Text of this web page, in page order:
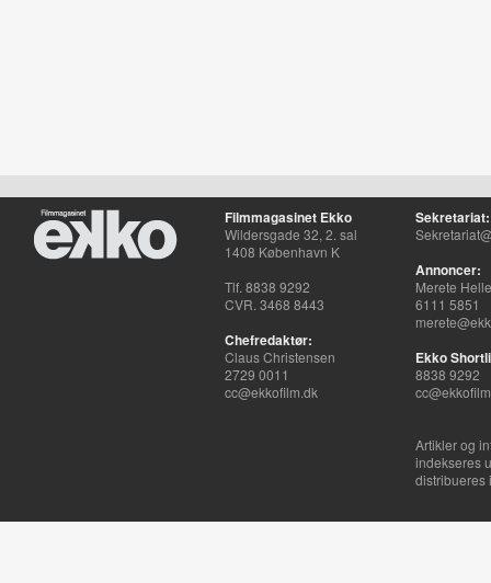
Filmmagasinet Ekko
Wildersgade 32, 2. sal
1408 København K
Tlf. 8838 9292
CVR. 3468 8443
Chefredaktør:
Claus Christensen
2729 0011
cc@ekkofilm.dk
Sekretariat:
Annoncer:
Merete
6111 5851
Ekko
8838 9292
Artikler og
indekseres
distribueres